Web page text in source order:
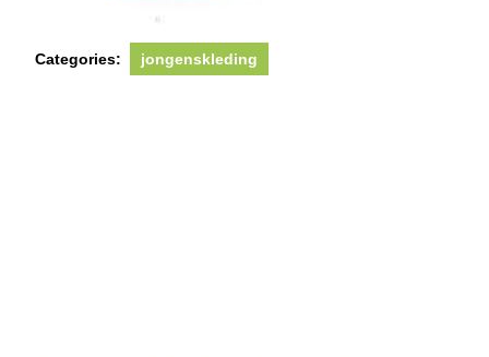
Categories: jongenskleding